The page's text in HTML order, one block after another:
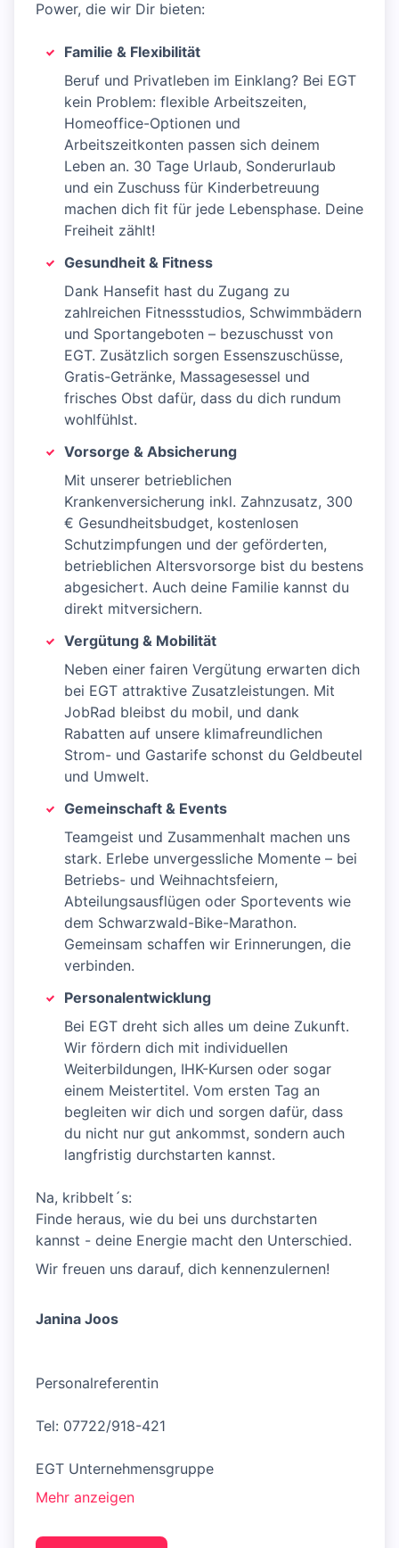
Power, die wir Dir bieten:
Familie & Flexibilität
Beruf und Privatleben im Einklang? Bei EGT
kein Problem: flexible Arbeitszeiten,
Homeoffice-Optionen und
Arbeitszeitkonten passen sich deinem
Leben an. 30 Tage Urlaub, Sonderurlaub
und ein Zuschuss für Kinderbetreuung
machen dich fit für jede Lebensphase. Deine
Freiheit zählt!
Gesundheit & Fitness
Dank Hansefit hast du Zugang zu
zahlreichen Fitnessstudios, Schwimmbädern
und Sportangeboten – bezuschusst von
EGT. Zusätzlich sorgen Essenszuschüsse,
Gratis-Getränke, Massagesessel und
frisches Obst dafür, dass du dich rundum
wohlfühlst.
Vorsorge & Absicherung
Mit unserer betrieblichen
Krankenversicherung inkl. Zahnzusatz, 300
€ Gesundheitsbudget, kostenlosen
Schutzimpfungen und der geförderten,
betrieblichen Altersvorsorge bist du bestens
abgesichert. Auch deine Familie kannst du
direkt mitversichern.
Vergütung & Mobilität
Neben einer fairen Vergütung erwarten dich
bei EGT attraktive Zusatzleistungen. Mit
JobRad bleibst du mobil, und dank
Rabatten auf unsere klimafreundlichen
Strom- und Gastarife schonst du Geldbeutel
und Umwelt.
Gemeinschaft & Events
Teamgeist und Zusammenhalt machen uns
stark. Erlebe unvergessliche Momente – bei
Betriebs- und Weihnachtsfeiern,
Abteilungsausflügen oder Sportevents wie
dem Schwarzwald-Bike-Marathon.
Gemeinsam schaffen wir Erinnerungen, die
verbinden.
Personalentwicklung
Bei EGT dreht sich alles um deine Zukunft.
Wir fördern dich mit individuellen
Weiterbildungen, IHK-Kursen oder sogar
einem Meistertitel. Vom ersten Tag an
begleiten wir dich und sorgen dafür, dass
du nicht nur gut ankommst, sondern auch
langfristig durchstarten kannst.
Na, kribbelt´s:
Finde heraus, wie du bei uns durchstarten
kannst - deine Energie macht den Unterschied.
Wir freuen uns darauf, dich kennenzulernen!
Janina Joos
Personalreferentin
Tel: 07722/918-421
EGT Unternehmensgruppe
Mehr anzeigen